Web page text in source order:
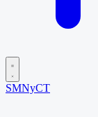
SMNyCT